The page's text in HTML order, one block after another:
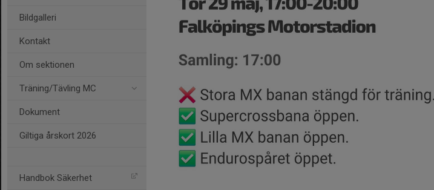
Bildgalleri
Kontakt
Om sektionen
Träning/Tävling MC
Dokument
Giltiga årskort 2026
Handbok Säkerhet